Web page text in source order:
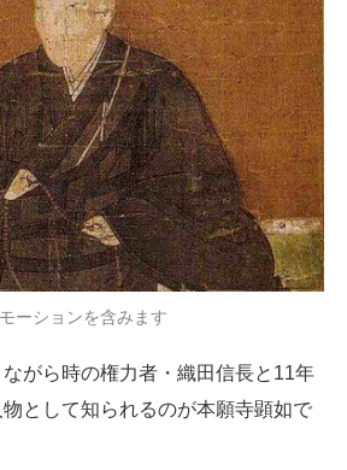
ーションを含みます
がら時の権力者・織田信長と11年
として知られるのが本願寺顕如で